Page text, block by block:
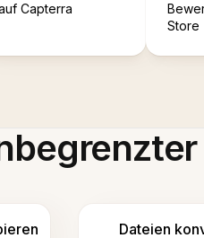
Capterra
Store
Dateien